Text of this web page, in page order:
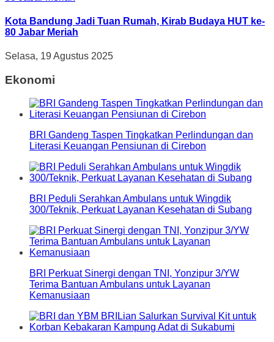
Kota Bandung Jadi Tuan Rumah, Kirab Budaya HUT ke-
80 Jabar Meriah
Selasa, 19 Agustus 2025
Ekonomi
BRI Gandeng Taspen Tingkatkan Perlindungan dan
Literasi Keuangan Pensiunan di Cirebon
BRI Peduli Serahkan Ambulans untuk Wingdik
300/Teknik, Perkuat Layanan Kesehatan di Subang
BRI Perkuat Sinergi dengan TNI, Yonzipur 3/YW
Terima Bantuan Ambulans untuk Layanan
Kemanusiaan